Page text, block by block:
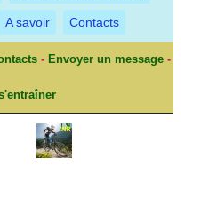
A savoir Contacts
- Envoyer un message-